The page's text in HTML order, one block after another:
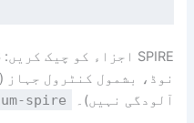
نوڈ، بشمول کنٹرول جہاز
آلودگی نہیں)۔
spire